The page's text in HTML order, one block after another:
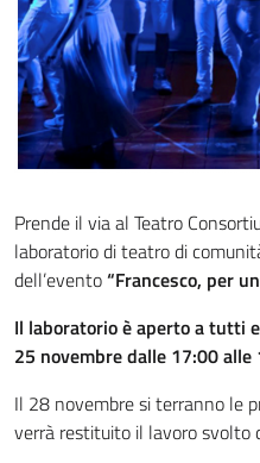
Prende il via al Teatro
laboratorio di teatro di
dell’evento“Francesco, per
Il laboratorio è aperto a tutti
25 novembre dalle 17:00 alle
Il 28 novembre si terranno le
verrà restituito il lavoro svolto